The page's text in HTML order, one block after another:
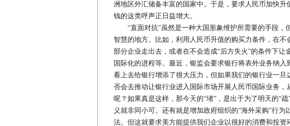
洲地区外汇储备丰富的国家中。于是，要求人民币加快
钱的这类呼声正日益增大。
“直面对抗”虽然是一种大国形象维护所需要的手段，
智慧的地方。比如，利用人民币升值的购买力条件，在
部分企业走出去，或者在不会造成“后方失火”的条件下让
国际化的进程等。最近，银监会要求银行将表外业务纳入
看上去给银行增添了很大压力，但如果我们的银行业一旦
否会去推动让银行业进入国际市场开展人民币国际业务，
呢？如果真是这样，那今天的“堵”，是出于为了明天的“
义就非同小可。还有就是增加政府组织的“海外采购”行
法。但这就要求美方能提供我们企业以很好的消费和投